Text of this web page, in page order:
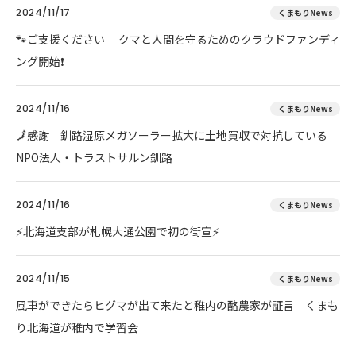
2024/11/17 くまもりNews
🐾ご支援ください クマと人間を守るためのクラウドファンディ
ング開始❗
2024/11/16 くまもりNews
🗾感謝 釧路湿原メガソーラー拡大に土地買収で対抗している
NPO法人・トラストサルン釧路
2024/11/16 くまもりNews
⚡北海道支部が札幌大通公園で初の街宣⚡
2024/11/15 くまもりNews
風車ができたらヒグマが出て来たと稚内の酪農家が証言 くまも
り北海道が稚内で学習会